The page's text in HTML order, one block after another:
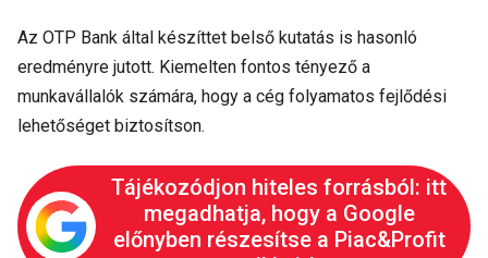
Az OTP Bank által készíttet belső kutatás is hasonló
eredményre jutott. Kiemelten fontos tényező a
munkavállalók számára, hogy a cég folyamatos fejlődési
lehetőséget biztosítson.
Tájékozódjon hiteles forrásból: itt
megadhatja, hogy a Google
előnyben részesítse a Piac&Profit